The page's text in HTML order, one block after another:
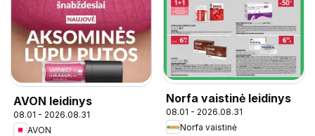
AVON leidinys
08.01 - 2026.08.31
AVON
Norfa vaistinė leidinys
08.01 - 2026.08.31
Norfa vaistinė